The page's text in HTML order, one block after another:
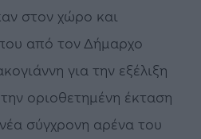
στον χώρο και
από τον Δήμαρχο
για την εξέλιξη
οριοθετημένη έκταση
σύγχρονη αρένα του